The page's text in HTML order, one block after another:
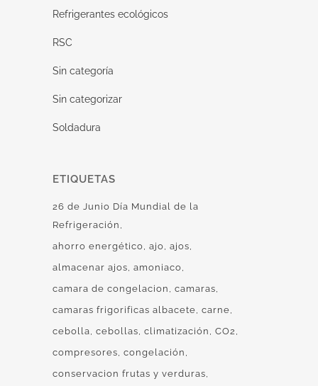
Refrigerantes ecológicos
RSC
Sin categoría
Sin categorizar
Soldadura
ETIQUETAS
26 de Junio Día Mundial de la
Refrigeración
ahorro energético ajo ajos
almacenar ajos amoniaco
camara de congelacion
camaras
camaras frigorificas albacete carne
cebolla cebollas climatización
CO2
compresores congelación
conservacion frutas y verduras